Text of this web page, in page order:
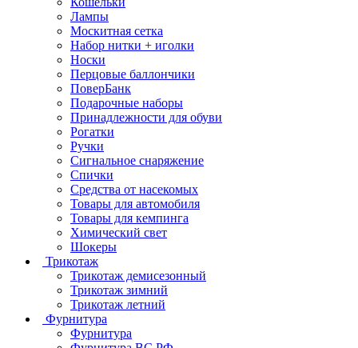
Лампы
Москитная сетка
Набор нитки + иголки
Носки
Перцовые баллончики
ПоверБанк
Подарочные наборы
Принадлежности для обуви
Рогатки
Ручки
Сигнальное снаряжение
Спички
Средства от насекомых
Товары для автомобиля
Товары для кемпинга
Химический свет
Шокеры
Трикотаж
Трикотаж демисезонный
Трикотаж зимний
Трикотаж летний
Фурнитура
Фурнитура